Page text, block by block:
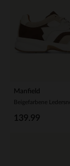
Manfield
139.99